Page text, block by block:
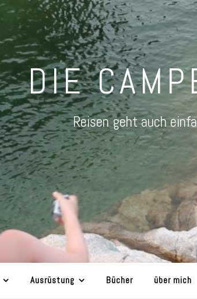
DIE
Reisen geht auch
Ausrüstung Bücher über mich